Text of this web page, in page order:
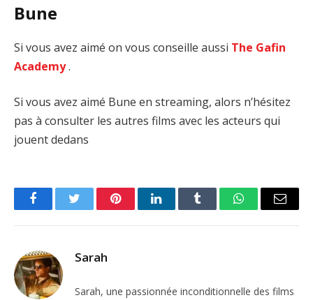
Bune
Si vous avez aimé on vous conseille aussi The Gafin
Academy.
Si vous avez aimé Bune en streaming, alors n’hésitez
pas à consulter les autres films avec les acteurs qui
jouent dedans
FacebookTwitter PinterestLinkedInTumblr WhatsAppEmail
Sarah
Sarah, une passionnée inconditionnelle des films